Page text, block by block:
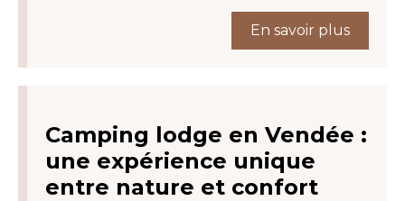
En savoir plus
Camping lodge en Vendée :
une expérience unique
entre nature et confort